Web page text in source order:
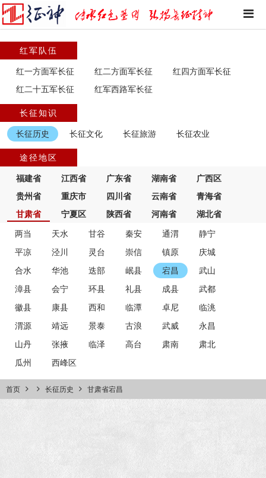
红军队伍
红一方面军长征 红二方面军长征
红四方面军长征
红二十五军长征
红军西路军长征
长征知识
长征历史 长征文化 长征旅游 长征农业
途径地区
福建省 江西省 广东省 湖南省
广西区
贵州省
重庆市 四川省 云南省
青海省
甘肃省
宁夏区 陕西省 河南省 湖北省
两当 天水 甘谷 秦安 通渭
静宁
平凉
泾川 灵台 崇信 镇原
庆城
合水
华池 迭部 岷县 宕昌
武山
漳县
会宁 环县 礼县 成县
武都
徽县
康县 西和 临潭 卓尼
临洮
渭源
靖远 景泰 古浪 武威
永昌
山丹
张掖 临泽 高台 肃南
肃北
瓜州
西峰区
首页 长征历史 甘肃省宕昌